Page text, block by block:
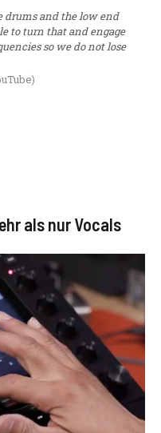
drums and the low end
to turn that and engage
so we do not lose
als nur Vocals